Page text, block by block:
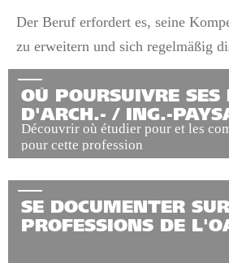
Der Beruf erfordert es, seine
zu erweitern und sich regelmäßig
OÙ POURSUIVRE SES
D'ARCH.- / ING.-
Découvrir où étudier pour et les
pour cette profession
SE DOCUMENTER
PROFESSIONS DE